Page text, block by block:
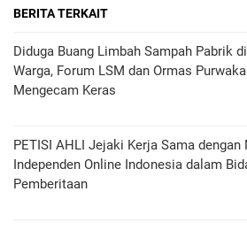
BERITA TERKAIT
Diduga Buang Limbah Sampah Pabrik
Warga, Forum LSM dan Ormas
Mengecam Keras
PETISI AHLI Jejaki Kerja Sama dengan
Independen Online Indonesia dalam
Pemberitaan